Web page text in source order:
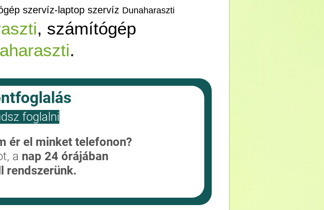
szervíz-laptop szervíz Dunaharaszti
, számítógép
.
foglalni
ér el minket telefonon?
a nap 24 órájában
rendszerünk.